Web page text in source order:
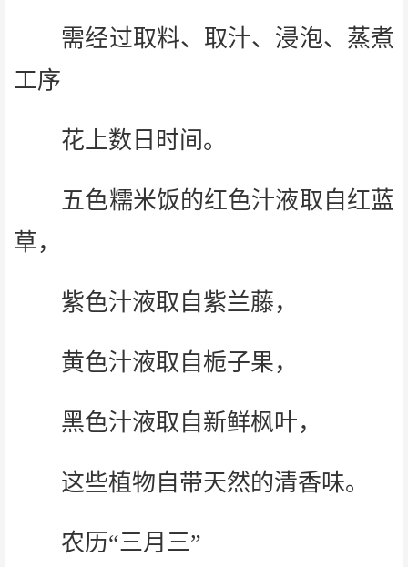
需经过取料、取汁、浸泡、蒸煮
工序
花上数日时间。
五色糯米饭的红色汁液取自红蓝
草，
紫色汁液取自紫兰藤，
黄色汁液取自栀子果，
黑色汁液取自新鲜枫叶，
这些植物自带天然的清香味。
农历“三月三”